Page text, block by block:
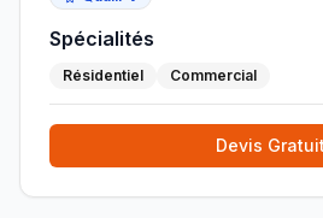
Spécialités
Résidentiel Commercial
Devis Gratuit